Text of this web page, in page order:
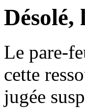
Désolé,
Le pare-
cette
jugée